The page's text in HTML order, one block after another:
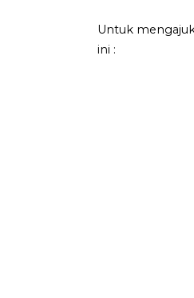
Untuk
ini :